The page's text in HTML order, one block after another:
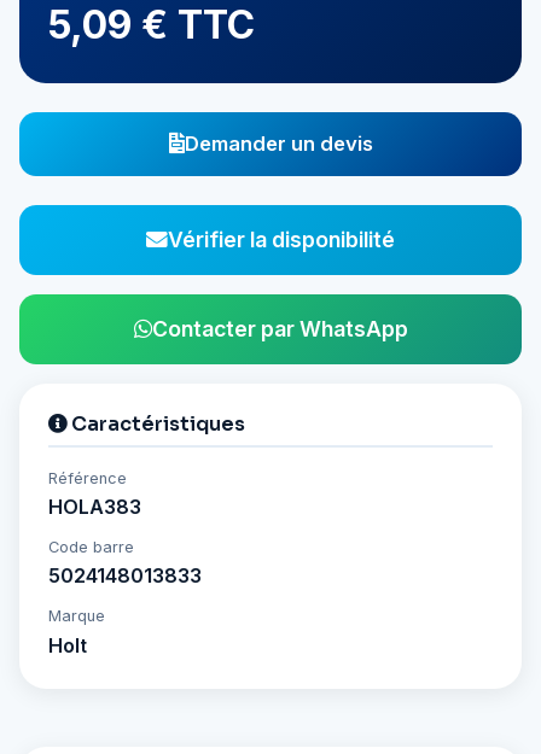
5,09 € TTC
Demander un devis
Vérifier la disponibilité
Contacter par WhatsApp
Caractéristiques
Référence
HOLA383
Code barre
5024148013833
Marque
Holt